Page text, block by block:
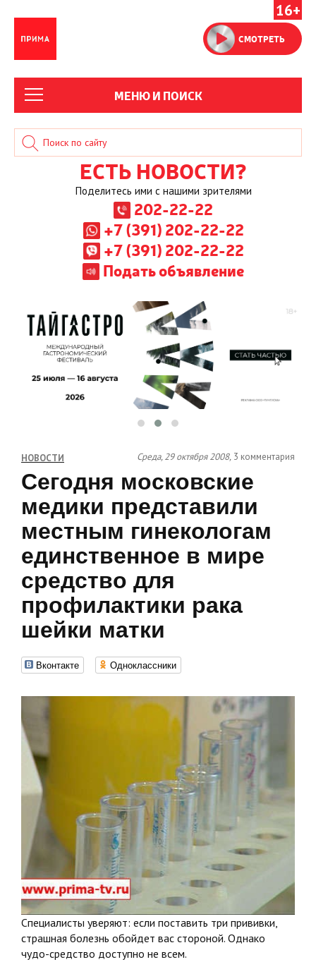
16+
СМОТРЕТЬ
МЕНЮ И ПОИСК
ЕСТЬ НОВОСТИ?
Поделитесь ими с нашими зрителями
202-22-22
+7 (391) 202-22-22
+7 (391) 202-22-22
Подать объявление
НОВОСТИ Среда, 29 октября 2008, 3 комментария
Сегодня московские
медики представили
местным гинекологам
единственное в мире
средство для
профилактики рака
шейки матки
Вконтакте Одноклассники
Специалисты уверяют: если поставить три прививки,
страшная болезнь обойдет вас стороной. Однако
чудо-средство доступно не всем.